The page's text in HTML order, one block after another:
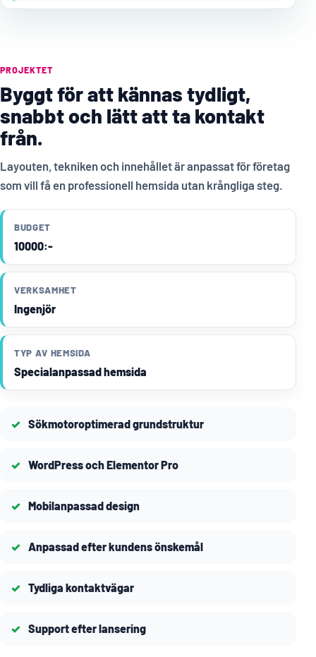
PROJEKTET
Byggt för att kännas tydligt,
snabbt och lätt att ta kontakt
från.
Layouten, tekniken och innehållet är anpassat för företag
som vill få en professionell hemsida utan krångliga steg.
BUDGET
10000:-
VERKSAMHET
Ingenjör
TYP AV HEMSIDA
Specialanpassad hemsida
Sökmotoroptimerad grundstruktur
WordPress och Elementor Pro
Mobilanpassad design
Anpassad efter kundens önskemål
Tydliga kontaktvägar
Support efter lansering